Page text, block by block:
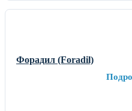
Форадил (Foradil)